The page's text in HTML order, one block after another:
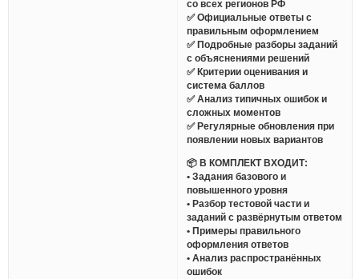
со всех регионов РФ
✅ Официальные ответы с
правильным оформлением
✅ Подробные разборы заданий
с объяснениями решений
✅ Критерии оценивания и
система баллов
✅ Анализ типичных ошибок и
сложных моментов
✅ Регулярные обновления при
появлении новых вариантов
📦 В КОМПЛЕКТ ВХОДИТ:
• Задания базового и
повышенного уровня
• Разбор тестовой части и
заданий с развёрнутым ответом
• Примеры правильного
оформления ответов
• Анализ распространённых
ошибок